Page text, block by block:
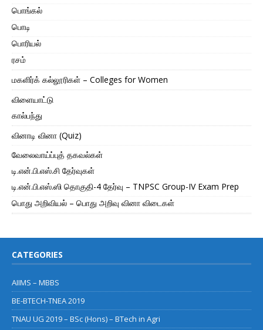
பொங்கல்
பொடி
பொரியல்
ரசம்
மகளிர்க் கல்லூரிகள் – Colleges for Women
விளையாட்டு
கால்பந்து
வினாடி வினா (Quiz)
வேலைவாய்ப்புத் தகவல்கள்
டி.என்.பி.எஸ்.சி தேர்வுகள்
டி.என்.பி.எஸ்.ஸி தொகுதி-4 தேர்வு – TNPSC Group-IV Exam Prep
பொது அறிவியல் – பொது அறிவு வினா விடைகள்
CATEGORIES
AIIMS – MBBS
BE-BTECH-TNEA 2019
TNAU UG 2019 – BSc (Hons) – BTech in Agri